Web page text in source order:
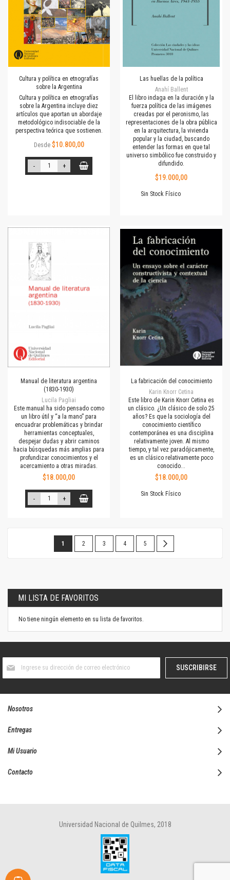
Cultura y política en etnografías
sobre la Argentina
Cultura y política en etnografías
sobre la Argentina incluye diez
artículos que aportan un abordaje
metodológico indisociable de la
perspectiva teórica que sostienen.
Desde $10.800,00
- +
Las huellas de la política
Anahí Ballent
El libro indaga en la duración y la
fuerza política de las imágenes
creadas por el peronismo, las
representaciones de la obra pública
en la arquitectura, la vivienda
popular y la ciudad, buscando
entender las formas en que tal
universo simbólico fue construido y
difundido.
$19.000,00
Sin Stock Físico
Manual de literatura argentina
(1830-1930)
Lucila Pagliai
Este manual ha sido pensado como
un libro útil y “a la mano” para
encuadrar problemáticas y brindar
herramientas conceptuales,
despejar dudas y abrir caminos
hacia búsquedas más amplias para
profundizar conocimientos y el
acercamiento a otras miradas.
$18.000,00
- +
La fabricación del conocimiento
Karin Knorr Cetina
Este libro de Karin Knorr Cetina es
un clásico. ¿Un clásico de solo 25
años? Es que la sociología del
conocimiento científico
contemporánea es una disciplina
relativamente joven. Al mismo
tiempo, y tal vez paradójicamente,
es un clásico relativamente poco
conocido...
$18.000,00
Sin Stock Físico
Página
Estás
página
1 Página
2 Página
3 Página
4 Página
5
MI LISTA DE FAVORITOS
No tiene ningún elemento en su lista de favoritos.
boletín
SUSCRIBIRSE
Nosotros
Entregas
Mi Usuario
Contacto
Universidad Nacional de Quilmes, 2018